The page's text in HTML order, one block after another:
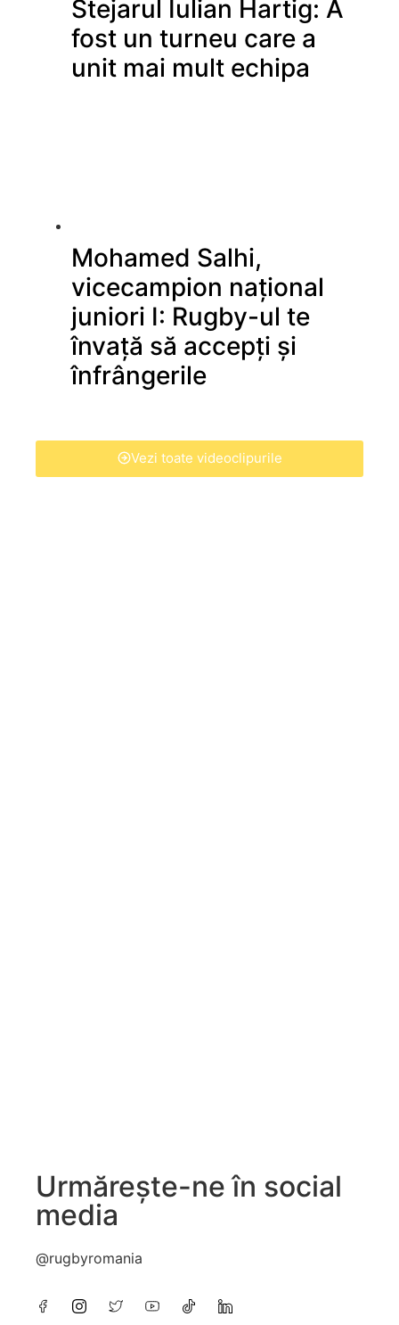
Stejarul Iulian Hartig: A
fost un turneu care a
unit mai mult echipa
Mohamed Salhi,
vicecampion național
juniori I: Rugby-ul te
învață să accepți și
înfrângerile
Vezi toate videoclipurile
Urmărește-ne în social
media
@rugbyromania